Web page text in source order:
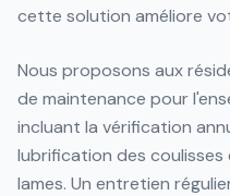
cette solution améliore
Nous proposons aux
de maintenance pour
incluant la vérification
lubrification des
lames. Un entretien